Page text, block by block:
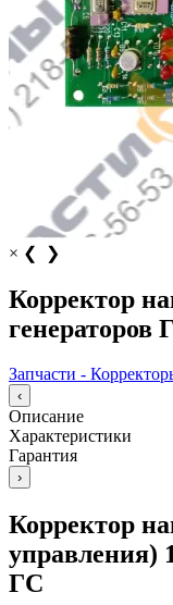
× ❮ ❯
Корректор
генераторов
Запчасти -
‹
Описание
Характеристики
Гарантия
›
Корректор
управления)
ГС